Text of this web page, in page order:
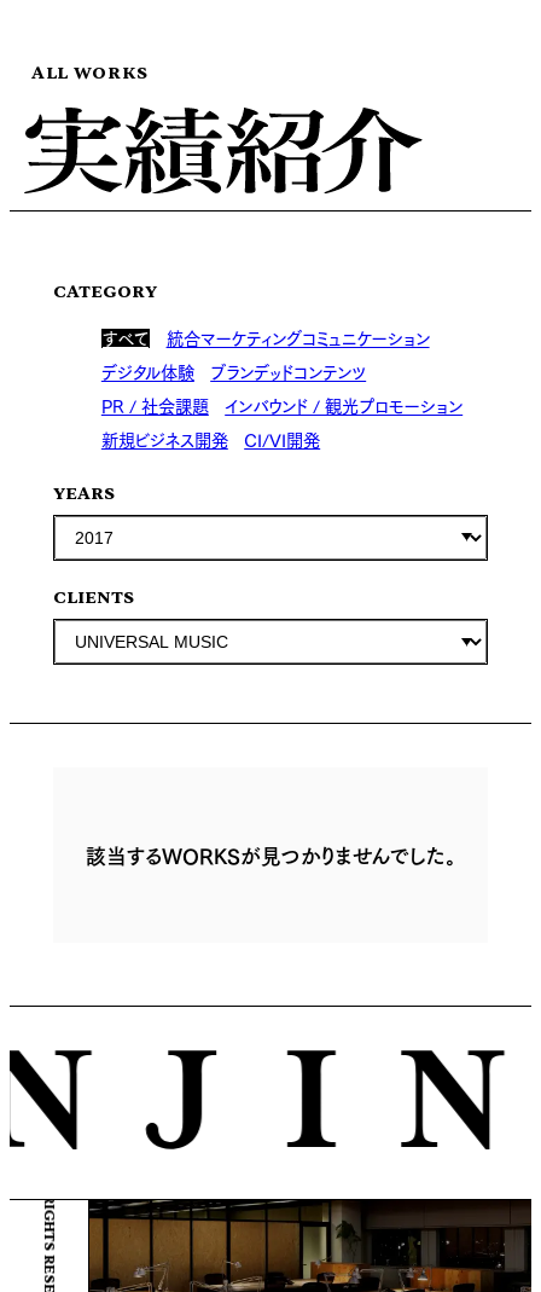
ALL WORKS
CATEGORY
すべて
統合マーケティングコミュニケーション
デジタル体験
ブランデッドコンテンツ
PR / 社会課題 インバウンド / 観光プロモーション
新規ビジネス開発 CI/VI開発
YEARS
CLIENTS
該当するWORKSが見つかりませんでした。
© ENJIN Inc. ALL RIGHTS RESERVED.